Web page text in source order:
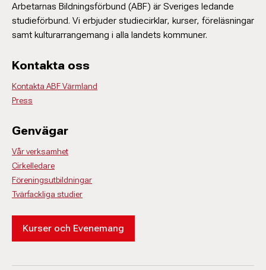
Arbetarnas Bildningsförbund (ABF) är Sveriges ledande
studieförbund. Vi erbjuder studiecirklar, kurser, föreläsningar
samt kulturarrangemang i alla landets kommuner.
Kontakta oss
Kontakta ABF Värmland
Press
Genvägar
Vår verksamhet
Cirkelledare
Föreningsutbildningar
Tvärfackliga studier
Kurser och Evenemang